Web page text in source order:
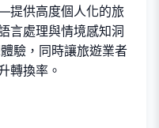
提供高度個人化的旅
言處理與情境感知洞
驗，同時讓旅遊業者
轉換率。